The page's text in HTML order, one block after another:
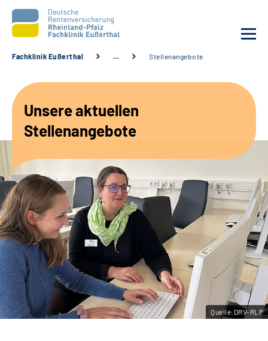
Unsere Angebote
Karriere
Beratungsstellen &
Zuweisende
Suche
Leichte Sprache
Gebärdensprache
Fachklinik Eußerthal … Stellenangebote
Unsere aktuellen
Stellenangebote
Quelle:DRV-RLP